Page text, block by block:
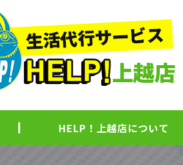
HELP！上越店について